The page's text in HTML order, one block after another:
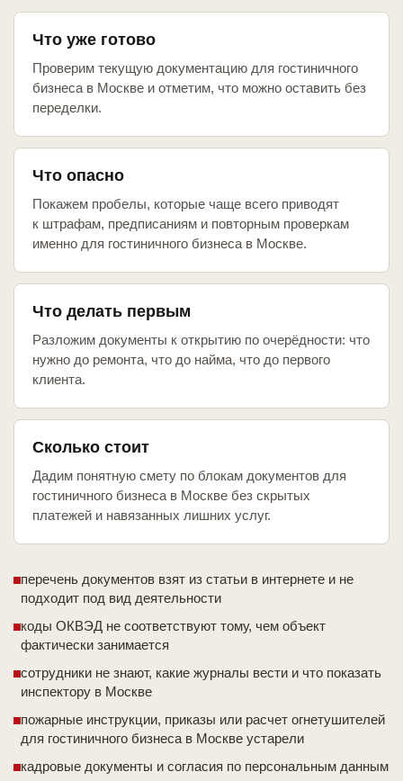
Что уже готово
Проверим текущую документацию для гостиничного
бизнеса в Москве и отметим, что можно оставить без
переделки.
Что опасно
Покажем пробелы, которые чаще всего приводят
к штрафам, предписаниям и повторным проверкам
именно для гостиничного бизнеса в Москве.
Что делать первым
Разложим документы к открытию по очерёдности: что
нужно до ремонта, что до найма, что до первого
клиента.
Сколько стоит
Дадим понятную смету по блокам документов для
гостиничного бизнеса в Москве без скрытых
платежей и навязанных лишних услуг.
перечень документов взят из статьи в интернете и не
подходит под вид деятельности
коды ОКВЭД не соответствуют тому, чем объект
фактически занимается
сотрудники не знают, какие журналы вести и что показать
инспектору в Москве
пожарные инструкции, приказы или расчет огнетушителей
для гостиничного бизнеса в Москве устарели
кадровые документы и согласия по персональным данным